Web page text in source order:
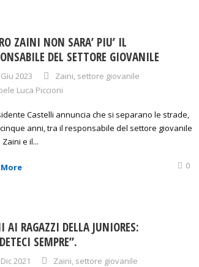
ZAINI NON SARA’ PIU’ IL
DEL SETTORE GIOVANILE
2023 Zaini, settore giovanile
Luca Piccioni
Castelli annuncia che si separano le strade,
anni, tra il responsabile del settore giovanile
e il...
More 0
AI RAGAZZI DELLA JUNIORES:
SEMPRE”.
2021 Zaini, settore giovanile